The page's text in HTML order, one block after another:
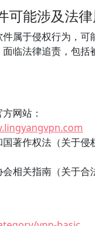
可能涉及法律
属于侵权行为，可
临法律追责，包括
网站：
著作权法（关于侵
相关指南（关于合